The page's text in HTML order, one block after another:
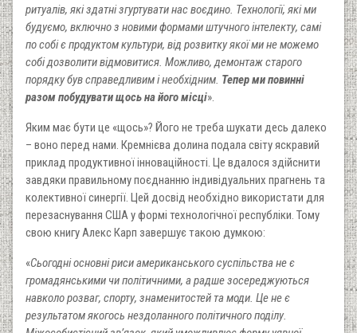
ритуалів, які здатні згуртувати нас воєдино. Технології, які ми
будуємо, включно з новими формами штучного інтелекту, самі
по собі є продуктом культури, від розвитку якої ми не можемо
собі дозволити відмовитися. Можливо, демонтаж старого
порядку був справедливим і необхідним. Тепер ми повинні
разом побудувати щось на його місці».
Яким має бути це «щось»? Його не треба шукати десь далеко
– воно перед нами. Кремнієва долина подала світу яскравий
приклад продуктивної інноваційності. Це вдалося здійснити
завдяки правильному поєднанню індивідуальних прагнень та
колективної синергії. Цей досвід необхідно використати для
перезаснування США у формі технологічної республіки. Тому
свою книгу Алекс Карп завершує такою думкою:
«Сьогодні основні риси американського суспільства не є
громадянськими чи політичними, а радше зосереджуються
навколо розваг, спорту, знаменитостей та моди. Це не є
результатом якогось нездоланного політичного поділу.